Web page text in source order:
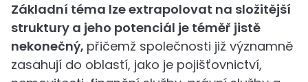
Základní téma lze extrapolovat na složitější
struktury a jeho potenciál je téměř jistě
nekonečný, přičemž společnosti již významně
zasahují do oblastí, jako je pojišťovnictví,